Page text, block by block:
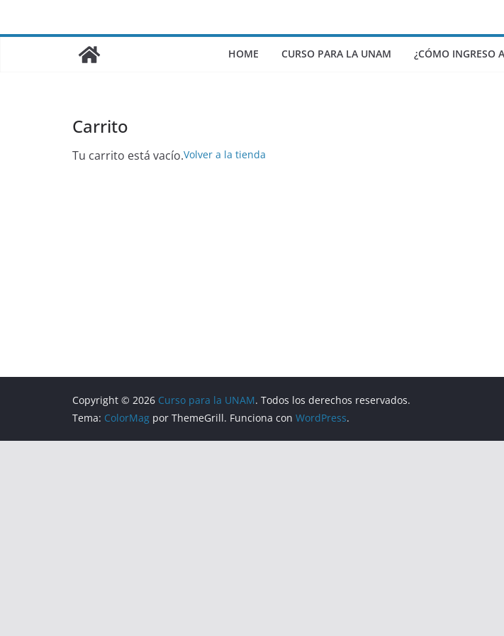
HOME CURSO PARA LA UNAM ¿CÓMO INGRESO
Carrito
Tu carrito está vacío.Volver a la tienda
Copyright © 2026 Curso para la UNAM. Todos los derechos reservados.
Tema: ColorMag por ThemeGrill. Funciona con WordPress.